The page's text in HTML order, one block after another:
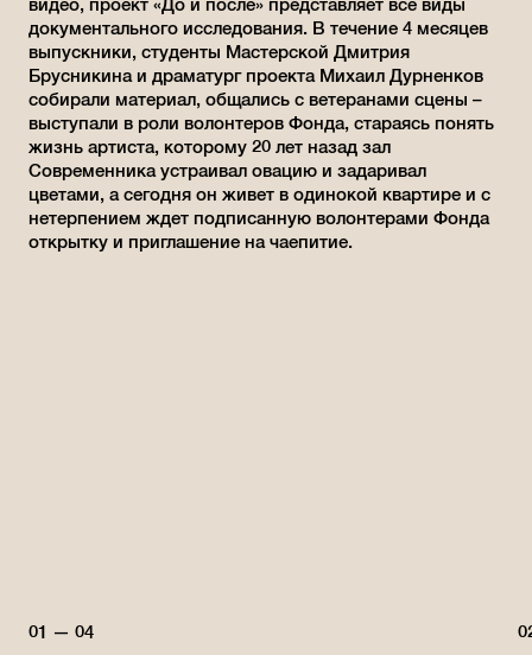
видео, проект «До и после» представляет все виды
документального исследования. В течение 4 месяцев
выпускники, студенты Мастерской Дмитрия
Брусникина и драматург проекта Михаил Дурненков
собирали материал, общались с ветеранами сцены –
выступали в роли волонтеров Фонда, стараясь понять
жизнь артиста, которому 20 лет назад зал
Современника устраивал овацию и задаривал
цветами, а сегодня он живет в одинокой квартире и с
нетерпением ждет подписанную волонтерами Фонда
открытку и приглашение на чаепитие.
01 — 04